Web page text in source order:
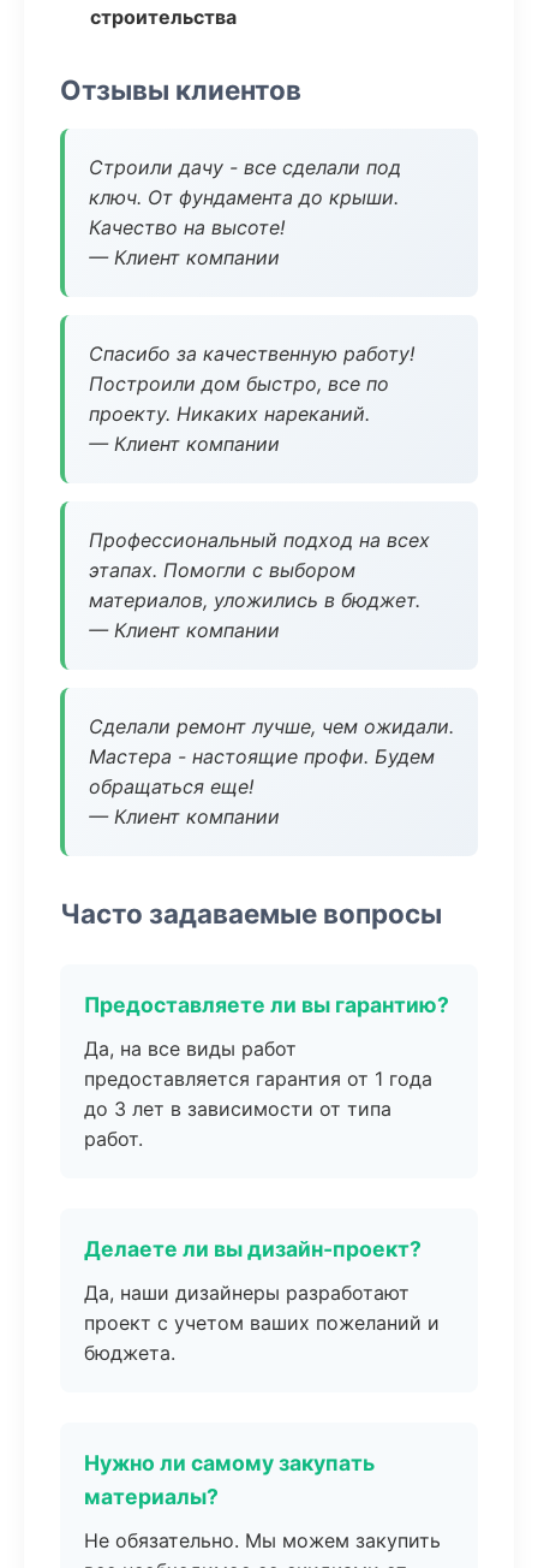
строительства
Отзывы клиентов
Строили дачу - все сделали под
ключ. От фундамента до крыши.
Качество на высоте!
— Клиент компании
Спасибо за качественную работу!
Построили дом быстро, все по
проекту. Никаких нареканий.
— Клиент компании
Профессиональный подход на всех
этапах. Помогли с выбором
материалов, уложились в бюджет.
— Клиент компании
Сделали ремонт лучше, чем ожидали.
Мастера - настоящие профи. Будем
обращаться еще!
— Клиент компании
Часто задаваемые вопросы
Предоставляете ли вы гарантию?
Да, на все виды работ
предоставляется гарантия от 1 года
до 3 лет в зависимости от типа
работ.
Делаете ли вы дизайн-проект?
Да, наши дизайнеры разработают
проект с учетом ваших пожеланий и
бюджета.
Нужно ли самому закупать
материалы?
Не обязательно. Мы можем закупить